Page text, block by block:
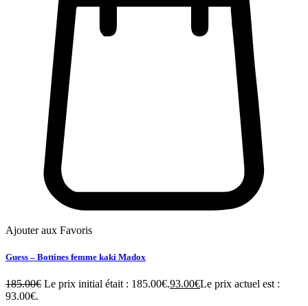
Ajouter aux Favoris
Guess – Bottines femme kaki Madox
185.00€ Le prix initial était : 185.00€.93.00€Le prix actuel est :
93.00€.